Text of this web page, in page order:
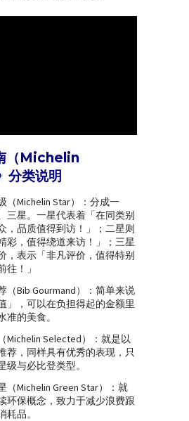
（Michelin
分类说明
（Michelin Star）：分成一
三星。一星代表着「在同类别
，品质值得到访！」；二星则
彩，值得绕道来访！」；三星
，表示「非凡评价，值得特别
往！」
（Bib Gourmand）：简单来说
」，可以在负担得起的金额里
准的美食。
Michelin Selected）：就是以
荐，同样具有优秀的表现，只
级与必比登类型。
（Michelin Green Star）：就
环保概念，致力于减少浪费跟
耗品。